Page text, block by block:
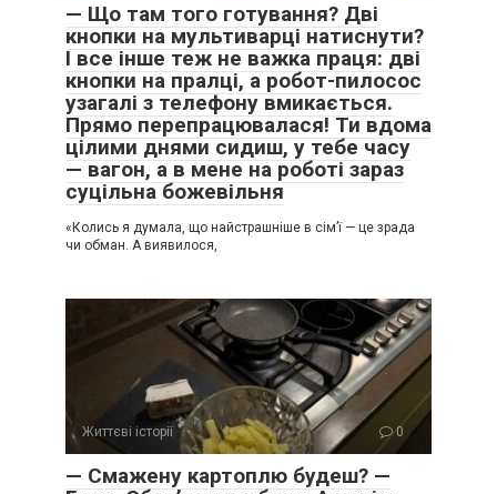
— Що там того готування? Дві
кнопки на мультиварці натиснути?
І все інше теж не важка праця: дві
кнопки на пралці, а робот-пилосос
узагалі з телефону вмикається.
Прямо перепрацювалася! Ти вдома
цілими днями сидиш, у тебе часу
— вагон, а в мене на роботі зараз
суцільна божевільня
«Колись я думала, що найстрашніше в сім’ї — це зрада
чи обман. А виявилося,
Життєві історії 0
— Смажену картоплю будеш? —